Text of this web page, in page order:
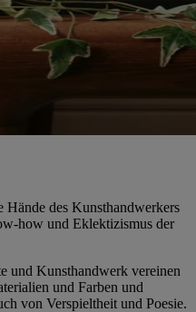
Hände des Kunsthandwerkers
how und Eklektizismus der
und Kunsthandwerk vereinen
und Farben und
von Verspieltheit und Poesie.